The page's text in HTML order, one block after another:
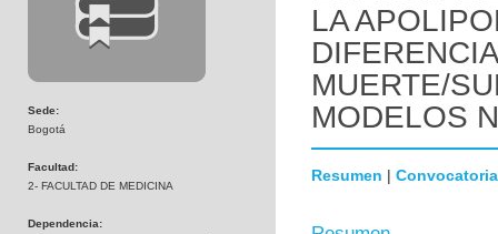
Sede:
Bogotá
Facultad:
2- FACULTAD DE MEDICINA
Dependencia:
LA
MUERTE/
MODELOS
Resumen | Convocatoria